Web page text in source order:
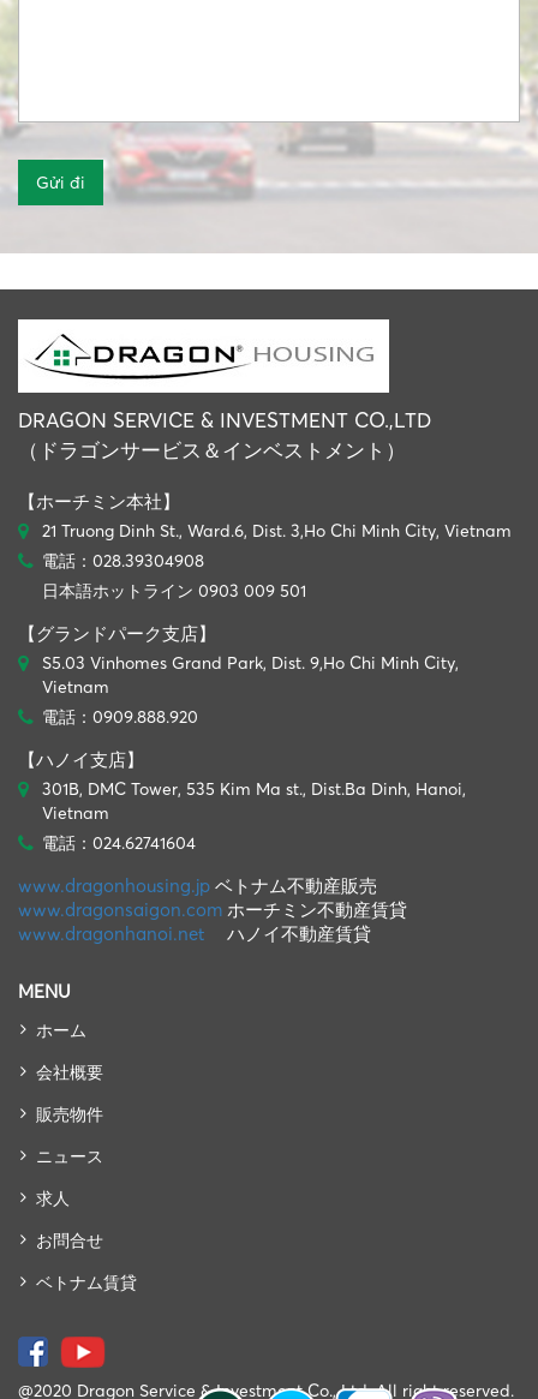
DRAGON SERVICE & INVESTMENT CO.,LTD
（ドラゴンサービス＆インベストメント）
【ホーチミン本社】
21 Truong Dinh St., Ward.6, Dist. 3,Ho Chi Minh City, Vietnam
電話：028.39304908
日本語ホットライン 0903 009 501
【グランドパーク支店】
S5.03 Vinhomes Grand Park, Dist. 9,Ho Chi Minh City,
Vietnam
電話：0909.888.920
【ハノイ支店】
301B, DMC Tower, 535 Kim Ma st., Dist.Ba Dinh, Hanoi,
Vietnam
電話：024.62741604
www.dragonhousing.jp ベトナム不動産販売
www.dragonsaigon.com ホーチミン不動産賃貸
www.dragonhanoi.net ハノイ不動産賃貸
MENU
ホーム
会社概要
販売物件
ニュース
求人
お問合せ
ベトナム賃貸
@2020 Dragon Service & Investment Co., Ltd. All right reserved.